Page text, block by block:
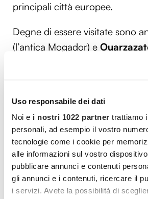
Uso responsabile dei dati
Noi e i nostri 1022 partner trattiamo
personali, ad esempio il vostro
tecnologie come i cookie per
alle informazioni sul vostro
pubblicare annunci e contenuti
gli annunci e i contenuti, ricercare il
i servizi. Avete la possibilità di
principali città europee.
Degne di essere visitate sono
(l’antica Mogador) e
amministrativo nel quale
convivono perfettamente. La
scene di film della portata de “Il
e “Il Gladiatore”.
Il Marocco travolge, accoglie
suscitando emozioni e
là delle città, ilpaesaggio
viste mozzafiato, delle quali